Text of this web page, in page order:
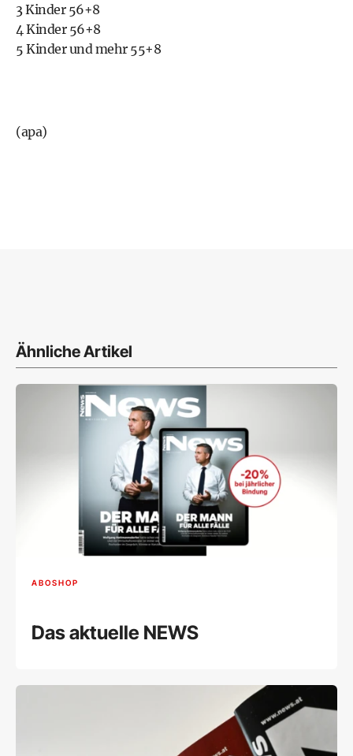
3 Kinder 56+8
4 Kinder 56+8
5 Kinder und mehr 55+8
(apa)
Ähnliche Artikel
ABOSHOP
Das aktuelle NEWS